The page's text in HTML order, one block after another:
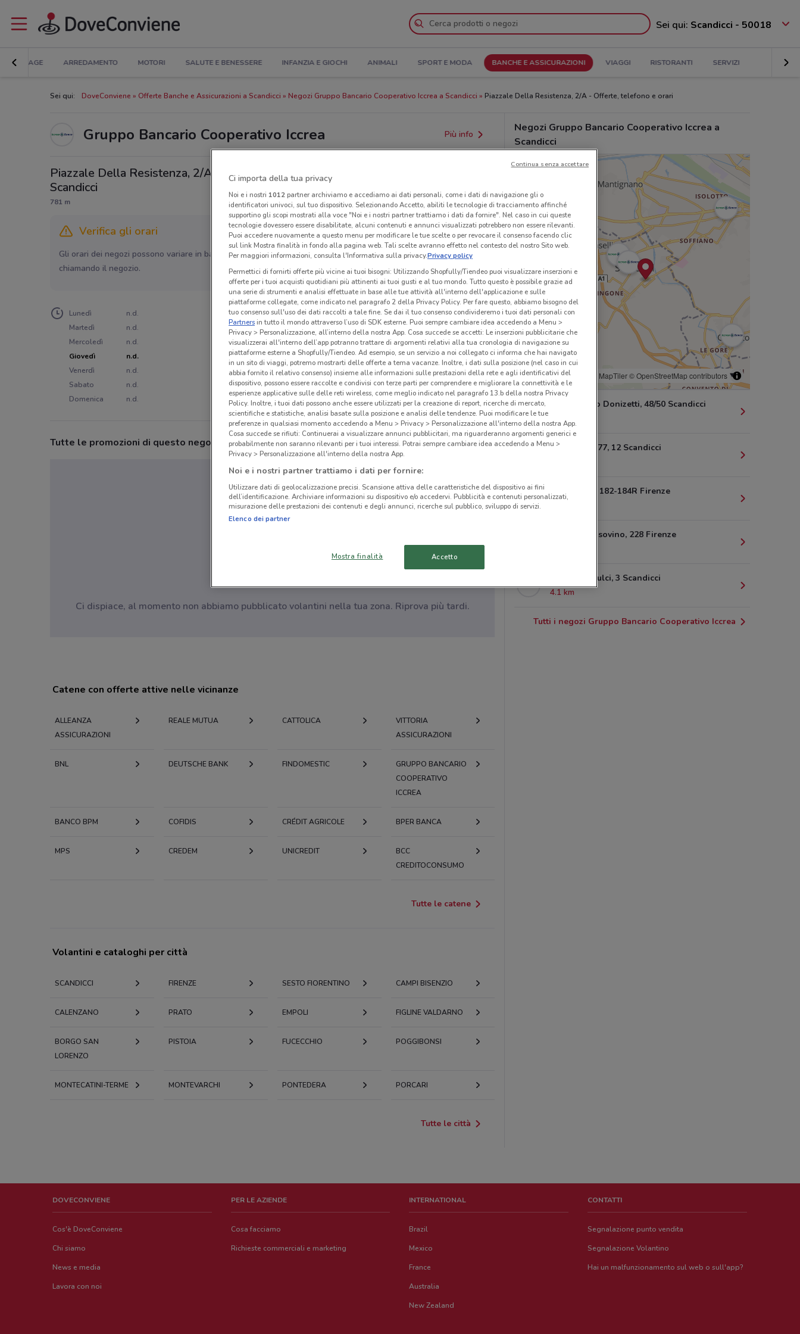
Sei qui: Scandicci - 50018
BRICOLAGE ARREDAMENTO MOTORI SALUTE E BENESSERE INFANZIA E GIOCHI ANIMALI SPORT E MODA BANCHE E ASSICURAZIONI VIAGGI RISTORANTI SERVIZI
Sei qui: DoveConviene Offerte Banche e Assicurazioni a Scandicci Negozi Gruppo Bancario Cooperativo Iccrea a Scandicci Piazzale Della Resistenza, 2/A - Offerte, telefono e orari
Gruppo Bancario Cooperativo Iccrea Più info
Piazzale Della Resistenza, 2/A,
Scandicci
781 m
Verifica gli orari
Gli orari dei negozi possono variare in base agli ultimi provvedimenti regionali o nazionali. Verifica l’accuratezza
chiamando il negozio.
Lunedì
n.d.
Martedì
n.d.
Mercoledì
n.d.
Giovedì
n.d.
Venerdì
n.d.
Sabato
n.d.
Domenica
n.d.
Tutte le promozioni di questo negozio
Ci dispiace, al momento non abbiamo pubblicato volantini nella tua zona. Riprova più tardi.
Negozi Gruppo Bancario Cooperativo Iccrea a
Scandicci
© MapTiler© OpenStreetMap contributors
Via Gaetano Donizetti, 48/50 Scandicci
1.2 km
Via Charta '77, 12 Scandicci
Via Senese, 182-184R Firenze
Via Del Sansovino, 228 Firenze
Via Castelpulci, 3 Scandicci
4.1 km
Tutti i negozi Gruppo Bancario Cooperativo Iccrea
Catene con offerte attive nelle vicinanze
ALLEANZA
ASSICURAZIONI
REALE MUTUA CATTOLICA
VITTORIA
ASSICURAZIONI
BNL DEUTSCHE BANK FINDOMESTIC
GRUPPO BANCARIO
COOPERATIVO
ICCREA
BANCO BPM COFIDIS CRÉDIT AGRICOLE BPER BANCA
MPS CREDEM UNICREDIT
BCC
CREDITOCONSUMO
Tutte le catene
Volantini e cataloghi per città
SCANDICCI FIRENZE SESTO FIORENTINO CAMPI BISENZIO
CALENZANO PRATO EMPOLI FIGLINE VALDARNO
BORGO SAN
LORENZO
PISTOIA FUCECCHIO POGGIBONSI
MONTECATINI-TERME MONTEVARCHI PONTEDERA PORCARI
Tutte le città
DOVECONVIENE
Cos'è DoveConviene
Chi siamo
News e media
Lavora con noi
PER LE AZIENDE
Cosa facciamo
Richieste commerciali e marketing
INTERNATIONAL
Brazil
Mexico
France
Australia
New Zealand
CONTATTI
Segnalazione punto vendita
Segnalazione Volantino
Hai un malfunzionamento sul web o sull'app?
Ci importa della tua privacy
Noi e i nostri 1012partner archiviamo e accediamo ai dati personali, come i dati di navigazione gli o
identificatori univoci, sul tuo dispositivo. Selezionando Accetto, abiliti le tecnologie di tracciamento affinché
supportino gli scopi mostrati alla voce "Noi e i nostri partner trattiamo i dati da fornire". Nel caso in cui queste
tecnologie dovessero essere disabilitate, alcuni contenuti e annunci visualizzati potrebbero non essere rilevanti.
Puoi accedere nuovamente a questo menu per modificare le tue scelte o per revocare il consenso facendo clic
sul link Mostra finalità in fondo alla pagina web. Tali scelte avranno effetto nel contesto del nostro Sito web.
Per maggiori informazioni, consulta l'Informativa sulla privacy.Privacy policy
Permettici di fornirti offerte più vicine ai tuoi bisogni: Utilizzando Shopfully/Tiendeo puoi visualizzare inserzioni e
offerte per i tuoi acquisti quotidiani più attinenti ai tuoi gusti e al tuo mondo. Tutto questo è possibile grazie ad
una serie di strumenti e analisi effettuate in base alle tue attività all'interno dell'applicazione e sulle
piattaforme collegate, come indicato nel paragrafo 2 della Privacy Policy. Per fare questo, abbiamo bisogno del
tuo consenso sull'uso dei dati raccolti a tale fine. Se dai il tuo consenso condivideremo i tuoi dati personali con
Partnersin tutto il mondo attraverso l’uso di SDK esterne. Puoi sempre cambiare idea accedendo a Menu >
Privacy > Personalizzazione, all’interno della nostra App. Cosa succede se accetti: Le inserzioni pubblicitarie che
visualizzerai all'interno dell’app potranno trattare di argomenti relativi alla tua cronologia di navigazione su
piattaforme esterne a Shopfully/Tiendeo. Ad esempio, se un servizio a noi collegato ci informa che hai navigato
in un sito di viaggi, potremo mostrarti delle offerte a tema vacanze. Inoltre, i dati sulla posizione (nel caso in cui
abbia fornito il relativo consenso) insieme alle informazioni sulle prestazioni della rete e agli identificativi del
dispositivo, possono essere raccolte e condivisi con terze parti per comprendere e migliorare la connettività e le
esperienze applicative sulle delle reti wireless, come meglio indicato nel paragrafo 13.b della nostra Privacy
Policy. Inoltre, i tuoi dati possono anche essere utilizzati per la creazione di report, ricerche di mercato,
scientifiche e statistiche, analisi basate sulla posizione e analisi delle tendenze. Puoi modificare le tue
preferenze in qualsiasi momento accedendo a Menu > Privacy > Personalizzazione all'interno della nostra App.
Cosa succede se rifiuti: Continuerai a visualizzare annunci pubblicitari, ma riguarderanno argomenti generici e
probabilmente non saranno rilevanti per i tuoi interessi. Potrai sempre cambiare idea accedendo a Menu >
Privacy > Personalizzazione all'interno della nostra App.
Noi e i nostri partner trattiamo i dati per fornire:
Utilizzare dati di geolocalizzazione precisi. Scansione attiva delle caratteristiche del dispositivo ai fini
dell’identificazione. Archiviare informazioni su dispositivo e/o accedervi. Pubblicità e contenuti personalizzati,
misurazione delle prestazioni dei contenuti e degli annunci, ricerche sul pubblico, sviluppo di servizi.
Elenco dei partner
Mostra finalità Accetto
Continua senza accettare